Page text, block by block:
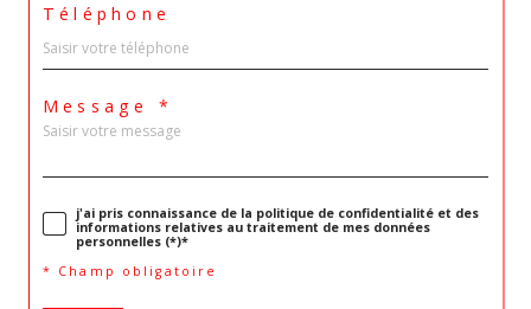
Téléphone
Message *
j'ai pris connaissance de la politique de confidentialité et des
informations relatives au traitement de mes données
personnelles (*)*
* Champ obligatoire